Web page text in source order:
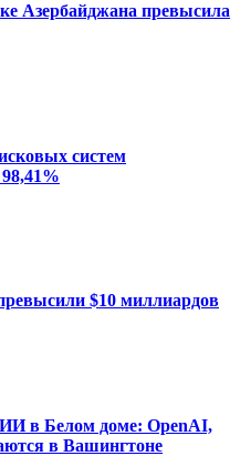
Азербайджана превысила
систем
$10 миллиардов
в Белом доме: OpenAI,
в Вашингтоне